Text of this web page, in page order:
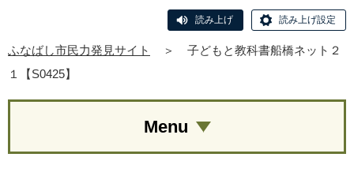
読み上げ 読み上げ設定
ふなばし市民力発見サイト ＞
子どもと教科書船橋ネット２
１【S0425】
Menu